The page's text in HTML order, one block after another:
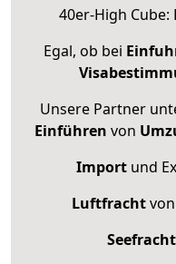
40er-High Cube:
Egal, ob bei
Unsere Partner
Einführen von
Importund
Luftfrachtvon
Seefracht